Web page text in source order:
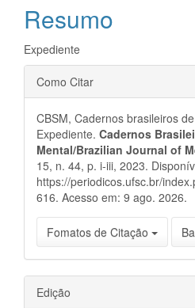
artigo
principal
Resumo
Expediente
Detalhes
do
artigo
Como Citar
CBSM, Cadernos brasileiros
Expediente. Cadernos
Mental/Brazilian Journal of
15, n. 44, p. i-iii, 2023.
https://periodicos.ufsc.br/
616. Acesso em: 9 ago. 2026.
Fomatos de Citação
Edição